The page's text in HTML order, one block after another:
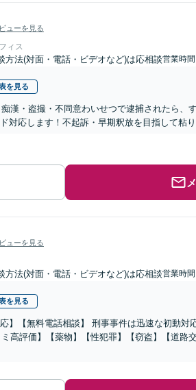
ューを見る
ィス
方法(対面・電話・ビデオなど)は応相談営業時
を見る
痴漢・盗撮・不同意わいせつで逮捕されたら
対応します！不起訴・早期釈放を目指して粘り
ューを見る
方法(対面・電話・ビデオなど)は応相談営業時
を見る
】【無料電話相談】 刑事事件は迅速な初動対
高評価】【薬物】【性犯罪】【窃盗】【道路